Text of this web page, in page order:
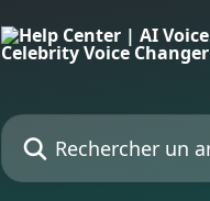
Rechercher un article...